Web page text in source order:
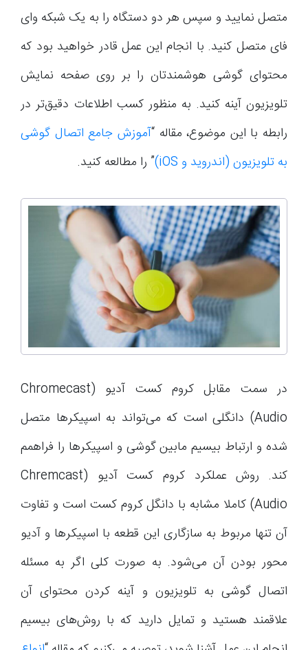
متصل نمایید و سپس هر دو دستگاه را به یک شبکه وای
فای متصل کنید. با انجام این عمل قادر خواهید بود که
محتوای گوشی هوشمندتان را بر روی صفحه نمایش
تلویزیون آینه کنید. به منظور کسب اطلاعات دقیق‌تر در
رابطه با این موضوع، مقاله “آموزش جامع اتصال گوشی
به تلویزیون (اندروید و iOS)
” را مطالعه کنید.
در سمت مقابل کروم کست آدیو (Chromecast
Audio) دانگلی است که می‌تواند به اسپیکرها متصل
شده و ارتباط بیسیم مابین گوشی و اسپیکرها را فراهمم
کند. روش عملکرد کروم کست آدیو (Chremcast
Audio) کاملا مشابه با دانگل کروم کست است و تفاوت
آن تنها مربوط به سازگاری این قطعه با اسپیکرها و آدیو
محور بودن آن می‌شود. به صورت کلی اگر به مسئله
اتصال گوشی به تلویزیون و آینه کردن محتوای آن
علاقمند هستید و تمایل دارید که با روش‌های بیسیم